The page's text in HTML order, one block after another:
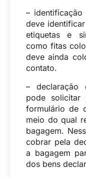
– identificação
deve
etiquetas e
como fitas
deve ainda
contato.
– declaração
pode solicitar
formulário de
meio do qual
bagagem.
cobrar pela
a bagagem
dos bens